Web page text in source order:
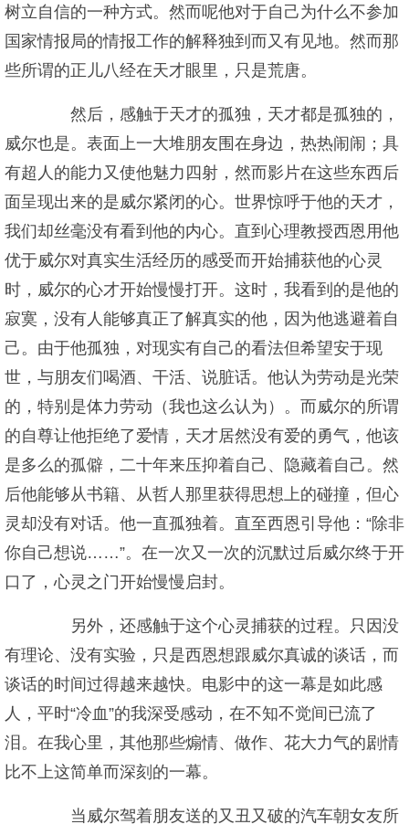
树立自信的一种方式。然而呢他对于自己为什么不参加
国家情报局的情报工作的解释独到而又有见地。然而那
些所谓的正儿八经在天才眼里，只是荒唐。
然后，感触于天才的孤独，天才都是孤独的，
威尔也是。表面上一大堆朋友围在身边，热热闹闹；具
有超人的能力又使他魅力四射，然而影片在这些东西后
面呈现出来的是威尔紧闭的心。世界惊呼于他的天才，
我们却丝毫没有看到他的内心。直到心理教授西恩用他
优于威尔对真实生活经历的感受而开始捕获他的心灵
时，威尔的心才开始慢慢打开。这时，我看到的是他的
寂寞，没有人能够真正了解真实的他，因为他逃避着自
己。由于他孤独，对现实有自己的看法但希望安于现
世，与朋友们喝酒、干活、说脏话。他认为劳动是光荣
的，特别是体力劳动（我也这么认为）。而威尔的所谓
的自尊让他拒绝了爱情，天才居然没有爱的勇气，他该
是多么的孤僻，二十年来压抑着自己、隐藏着自己。然
后他能够从书籍、从哲人那里获得思想上的碰撞，但心
灵却没有对话。他一直孤独着。直至西恩引导他：“除非
你自己想说……”。在一次又一次的沉默过后威尔终于开
口了，心灵之门开始慢慢启封。
另外，还感触于这个心灵捕获的过程。只因没
有理论、没有实验，只是西恩想跟威尔真诚的谈话，而
谈话的时间过得越来越快。电影中的这一幕是如此感
人，平时“冷血”的我深受感动，在不知不觉间已流了
泪。在我心里，其他那些煽情、做作、花大力气的剧情
比不上这简单而深刻的一幕。
当威尔驾着朋友送的又丑又破的汽车朝女友所